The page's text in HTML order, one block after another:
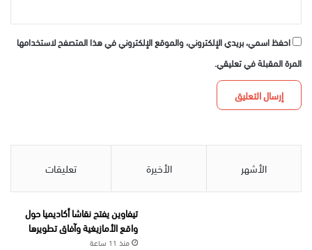
احفظ اسمي، بريدي الإلكتروني، والموقع الإلكتروني في هذا المتصفح لاستخدامها
المرة المقبلة في تعليقي.
الأشهر الأخيرة تعليقات
تيفاوين يفتح نقاشا أكاديميا حول
واقع الأمازيغية وآفاق تطويرها
منذ 11 ساعة